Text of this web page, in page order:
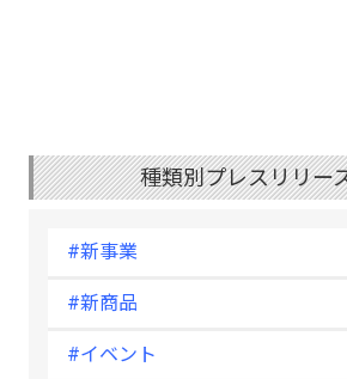
種類別プレスリリー
#新事業
#新商品
#イベント